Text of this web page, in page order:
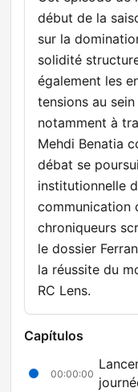
début de la
sur la
solidité
également les
tensions au
notamment à
Mehdi Benatia
débat se
institutionnelle
communication
chroniqueurs
le dossier
la réussite du
RC Lens.
Capítulos
00:00:00